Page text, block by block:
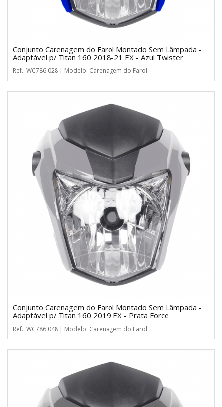
Conjunto Carenagem do Farol Montado Sem Lâmpada -
Adaptável p/ Titan 160 2018-21 EX - Azul Twister
Ref.: WC786.028 | Modelo: Carenagem do Farol
Conjunto Carenagem do Farol Montado Sem Lâmpada -
Adaptável p/ Titan 160 2019 EX - Prata Force
Ref.: WC786.048 | Modelo: Carenagem do Farol